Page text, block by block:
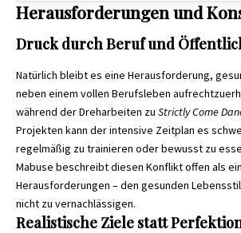
Herausforderungen und
Druck durch Beruf und
Natürlich bleibt es eine Herausforderung,
neben einem vollen Berufsleben
während der Dreharbeiten zu Strictly Come
Projekten kann der intensive Zeitplan es
regelmäßig zu trainieren oder bewusst zu
Mabuse beschreibt diesen Konflikt offen als
Herausforderungen – den gesunden
nicht zu vernachlässigen.
Realistische Ziele statt